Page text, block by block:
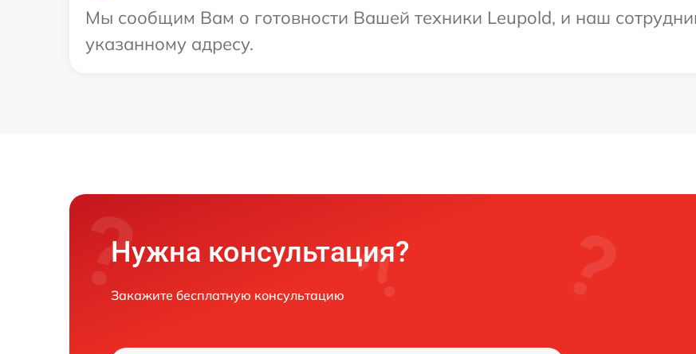
Мы сообщим Вам о готовности Вашей техники Leupold, и наш
указанному адресу.
Нужна консультация?
Закажите бесплатную консультацию